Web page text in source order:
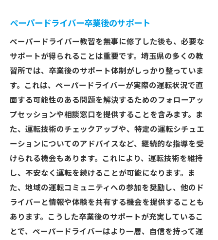
ペーパードライバー卒業後のサポート
ペーパードライバー教習を無事に修了した後も、必要な
サポートが得られることは重要です。埼玉県の多くの教
習所では、卒業後のサポート体制がしっかり整っていま
す。これは、ペーパードライバーが実際の運転状況で直
面する可能性のある問題を解決するためのフォローアッ
プセッションや相談窓口を提供することを含みます。ま
た、運転技術のチェックアップや、特定の運転シチュエ
ーションについてのアドバイスなど、継続的な指導を受
けられる機会もあります。これにより、運転技術を維持
し、不安なく運転を続けることが可能になります。ま
た、地域の運転コミュニティへの参加を奨励し、他のド
ライバーと情報や体験を共有する機会を提供することも
あります。こうした卒業後のサポートが充実しているこ
とで、ペーパードライバーはより一層、自信を持って運